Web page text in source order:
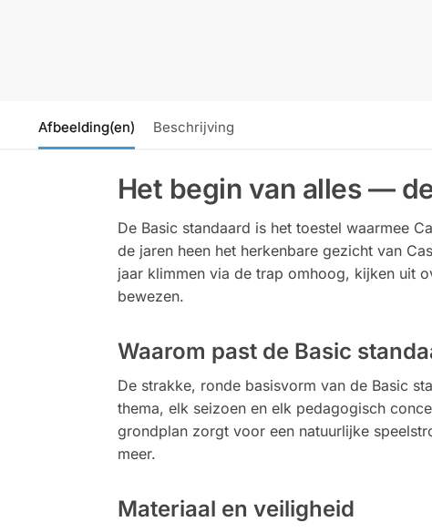
Afbeelding(en) Beschrijving
Het begin van alles —
De Basic standaard is het toestel waarmee
de jaren heen het herkenbare gezicht van
jaar klimmen via de trap omhoog, kijken uit
bewezen.
Waarom past de Basic
De strakke, ronde basisvorm van de Basic
thema, elk seizoen en elk pedagogisch
grondplan zorgt voor een natuurlijke
meer.
Materiaal en veiligheid